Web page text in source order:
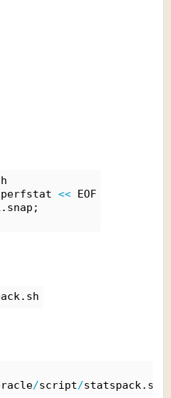
perfstat << EOF
/script/statspack.sh